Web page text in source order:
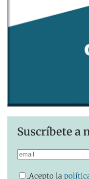
Suscríbete a
Acepto la